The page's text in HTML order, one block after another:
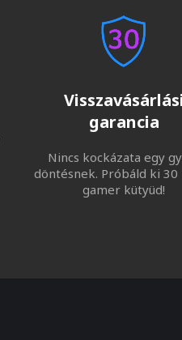
Visszavásárlási
garancia
Nincs kockázata egy
döntésnek. Próbáld ki 30
gamer kütyüd!